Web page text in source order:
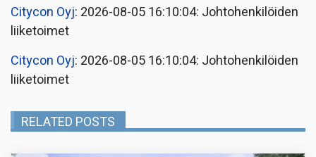
Citycon Oyj: 2026-08-05 16:10:04: Johtohenkilöiden
liiketoimet
Citycon Oyj: 2026-08-05 16:10:04: Johtohenkilöiden
liiketoimet
RELATED POSTS